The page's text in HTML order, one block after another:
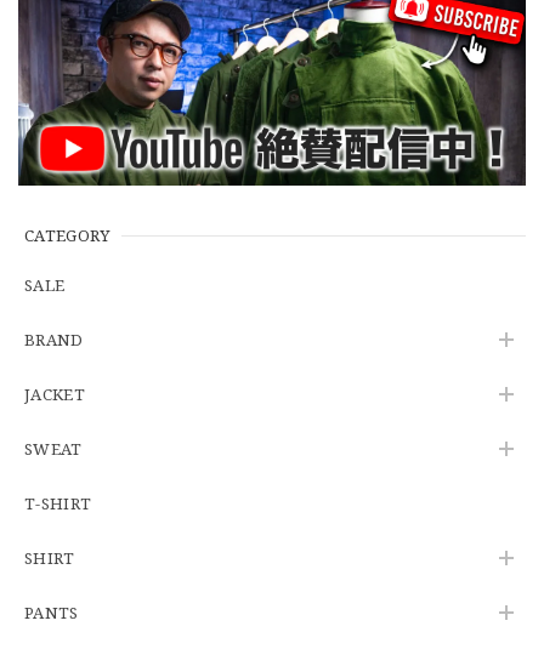
CATEGORY
SALE
BRAND
JACKET
SWEAT
T-SHIRT
SHIRT
PANTS
３.1947 New York Cubans
2026/07/01